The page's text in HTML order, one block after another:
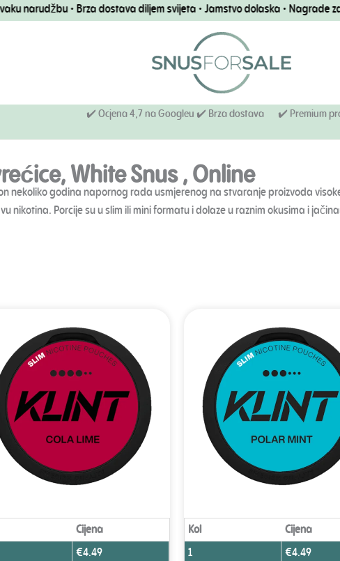
• Brza dostava diljem svijeta • Jamstvo dolaska • Nagrade za
✔️ Ocjena 4,7 na Googleu ✔️ Brza dostava ✔️ Premium
White Snus , Online
nekoliko godina napornog rada usmjerenog na stvaranje proizvoda
nikotina. Porcije su u slim ili mini formatu i dolaze u raznim okusima i
Cijena
€4.49
Kol
Cijena
1
€4.49